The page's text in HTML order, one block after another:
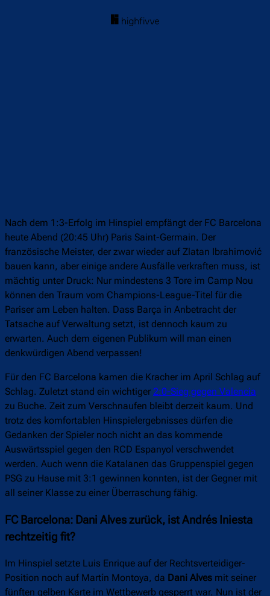
Nach dem 1:3-Erfolg im Hinspiel empfängt der FC Barcelona
heute Abend (20:45 Uhr) Paris Saint-Germain. Der
französische Meister, der zwar wieder auf Zlatan Ibrahimović
bauen kann, aber einige andere Ausfälle verkraften muss, ist
mächtig unter Druck: Nur mindestens 3 Tore im Camp Nou
können den Traum vom Champions-League-Titel für die
Pariser am Leben halten. Dass Barça in Anbetracht der
Tatsache auf Verwaltung setzt, ist dennoch kaum zu
erwarten. Auch dem eigenen Publikum will man einen
denkwürdigen Abend verpassen!
Für den FC Barcelona kamen die Kracher im April Schlag auf
Schlag. Zuletzt stand ein wichtiger 2:0-Sieg gegen Valencia
zu Buche. Zeit zum Verschnaufen bleibt derzeit kaum. Und
trotz des komfortablen Hinspielergebnisses dürfen die
Gedanken der Spieler noch nicht an das kommende
Auswärtsspiel gegen den RCD Espanyol verschwendet
werden. Auch wenn die Katalanen das Gruppenspiel gegen
PSG zu Hause mit 3:1 gewinnen konnten, ist der Gegner mit
all seiner Klasse zu einer Überraschung fähig.
FC Barcelona: Dani Alves zurück, ist Andrés Iniesta
rechtzeitig fit?
Im Hinspiel setzte Luis Enrique auf der Rechtsverteidiger-
Position noch auf Martín Montoya, da Dani Alves mit seiner
fünften gelben Karte im Wettbewerb gesperrt war. Nun ist der